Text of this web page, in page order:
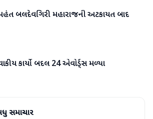
બલદેવગિરી મહારાજની અટકાયત બાદ
કાર્યો બદલ 24 એવોર્ડ્સ મળ્યા
સમાચાર